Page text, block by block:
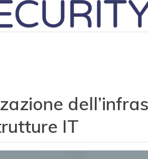
IT